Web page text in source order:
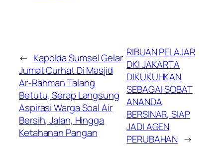
← Kapolda Sumsel Gelar
Jumat Curhat Di Masjid
Ar-Rahman Talang
Betutu, Serap Langsung
Aspirasi Warga Soal Air
Bersih, Jalan, Hingga
Ketahanan Pangan
RIBUAN PELAJAR
DKI JAKARTA
DIKUKUHKAN
SEBAGAI SOBAT
ANANDA
BERSINAR, SIAP
JADI AGEN
PERUBAHAN →